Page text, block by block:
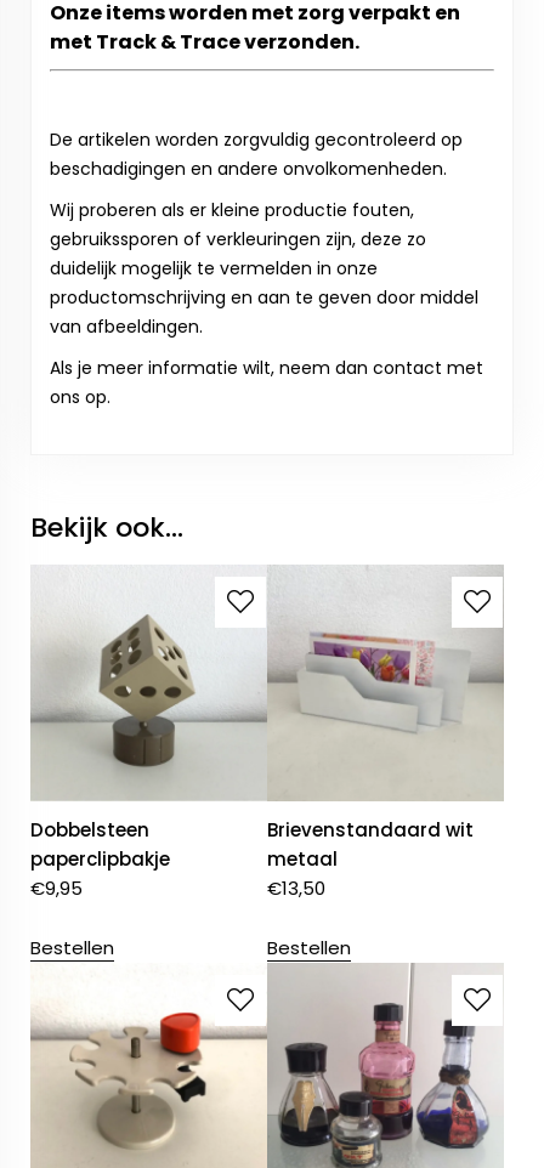
Onze items worden met zorg verpakt en
met Track & Trace verzonden.
De artikelen worden zorgvuldig gecontroleerd op
beschadigingen en andere onvolkomenheden.
Wij proberen als er kleine productie fouten,
gebruikssporen of verkleuringen zijn, deze zo
duidelijk mogelijk te vermelden in onze
productomschrijving en aan te geven door middel
van afbeeldingen.
Als je meer informatie wilt, neem dan contact met
ons op.
Bekijk ook...
Dobbelsteen
paperclipbakje
€9,95
Bestellen
Brievenstandaard wit
metaal
€13,50
Bestellen